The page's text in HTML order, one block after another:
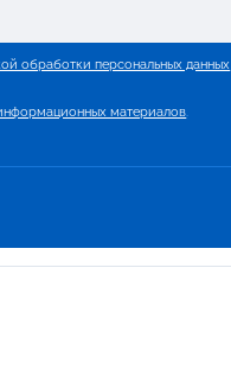
обработки персональных данных
материалов.